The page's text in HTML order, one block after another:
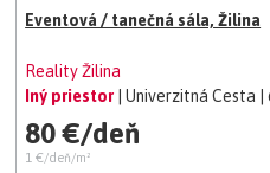
Eventová / tanečná sála, Žilina
Reality Žilina
Iný priestor | Univerzitná Cesta |
80 €/deň
1 €/deň/m²